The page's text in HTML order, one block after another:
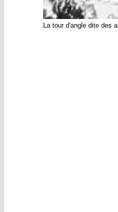
La tour d'angle dite des